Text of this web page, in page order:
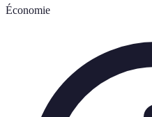
Économie